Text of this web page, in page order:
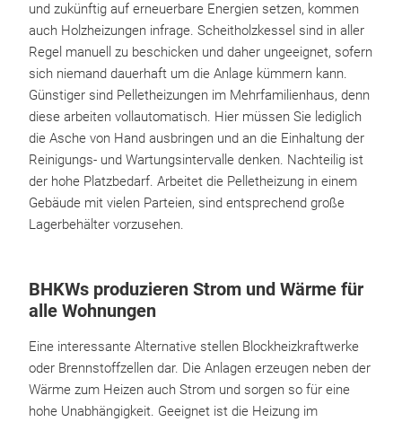
und zukünftig auf erneuerbare Energien setzen, kommen
auch Holzheizungen infrage. Scheitholzkessel sind in aller
Regel manuell zu beschicken und daher ungeeignet, sofern
sich niemand dauerhaft um die Anlage kümmern kann.
Günstiger sind Pelletheizungen im Mehrfamilienhaus, denn
diese arbeiten vollautomatisch. Hier müssen Sie lediglich
die Asche von Hand ausbringen und an die Einhaltung der
Reinigungs- und Wartungsintervalle denken. Nachteilig ist
der hohe Platzbedarf. Arbeitet die Pelletheizung in einem
Gebäude mit vielen Parteien, sind entsprechend große
Lagerbehälter vorzusehen.
BHKWs produzieren Strom und Wärme für
alle Wohnungen
Eine interessante Alternative stellen Blockheizkraftwerke
oder Brennstoffzellen dar. Die Anlagen erzeugen neben der
Wärme zum Heizen auch Strom und sorgen so für eine
hohe Unabhängigkeit. Geeignet ist die Heizung im